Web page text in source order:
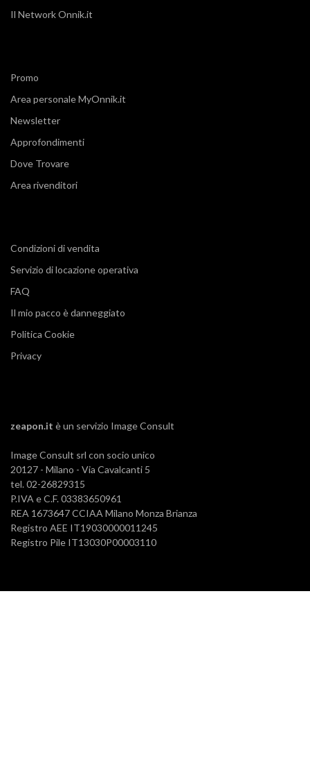
Il Network Onnik.it
Promo
Area personale MyOnnik.it
Newsletter
Approfondimenti
Dove Trovare
Area rivenditori
Condizioni di vendita
Servizio di locazione operativa
FAQ
Il mio pacco è danneggiato
Politica Cookie
Privacy
zeapon.it è un servizio Image Consult
Image Consult srl con socio unico
20127 - Milano - Via Cavalcanti 5
tel. 02-26829315
P.IVA e C.F. 03383650961
REA 1673647 CCIAA Milano Monza Brianza
Registro AEE IT19030000011245
Registro Pile IT13030P00003110